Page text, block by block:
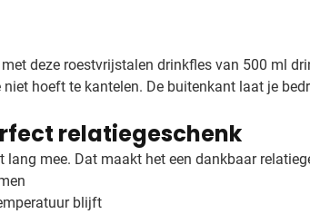
deze roestvrijstalen drinkfles van 500 ml
hoeft te kantelen. De buitenkant laat je
relatiegeschenk
mee. Dat maakt het een dankbaar
blijft